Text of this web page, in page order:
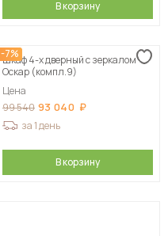
В корзину
-7%
Шкаф 4-х дверный с зеркалом
Оскар (компл.9)
Цена
99 540 93 040
за 1 день
В корзину